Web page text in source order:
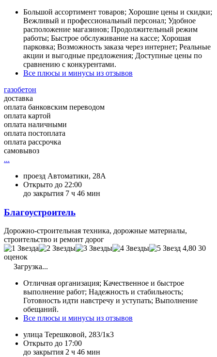
Большой ассортимент товаров; Хорошие цены и скидки;
Вежливый и профессиональный персонал; Удобное
расположение магазинов; Продолжительный режим
работы; Быстрое обслуживание на кассе; Хорошая
парковка; Возможность заказа через интернет; Реальные
акции и выгодные предложения; Доступные цены по
сравнению с конкурентами.
Все плюсы и минусы из отзывов
газобетон
доставка
оплата банковским переводом
оплата картой
оплата наличными
оплата постоплата
оплата рассрочка
самовывоз
...
проезд Автоматики, 28А
Открыто до 22:00
до закрытия 7 ч 46 мин
Благоустроитель
Дорожно-строительная техника, дорожные материалы,
строительство и ремонт дорог
4,80 30
оценок
Загрузка...
Отличная организация; Качественное и быстрое
выполнение работ; Надежность и стабильность;
Готовность идти навстречу и уступать; Выполнение
обещаний.
Все плюсы и минусы из отзывов
улица Терешковой, 283/1к3
Открыто до 17:00
до закрытия 2 ч 46 мин